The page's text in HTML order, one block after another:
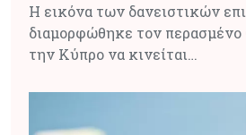
Η εικόνα των δανειστικών
διαμορφώθηκε τον περασμένο
την Κύπρο να κινείται…